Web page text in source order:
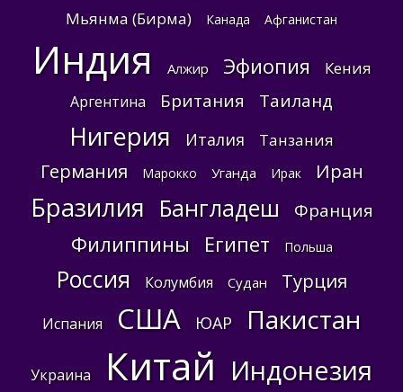
Мьянма (Бирма) Канада Афганистан
Индия Алжир Эфиопия Кения
Аргентина Британия Таиланд
Нигерия Италия Танзания
Германия Марокко Уганда Ирак Иран
Бразилия Бангладеш Франция
Филиппины Египет Польша
Россия Колумбия Судан Турция
Испания США ЮАР Пакистан
Украина Китай Индонезия